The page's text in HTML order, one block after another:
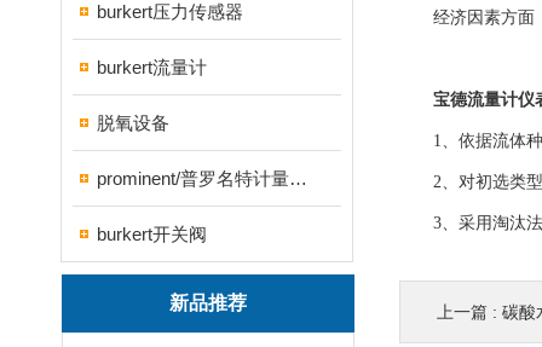
burkert压力传感器
burkert流量计
脱氧设备
prominent/普罗名特计量泵系列
burkert开关阀
新品推荐
经济因素方面：
宝德流量计仪
1、依据流体种
2、对初选类型
3、采用淘汰法
上一篇 : 碳酸